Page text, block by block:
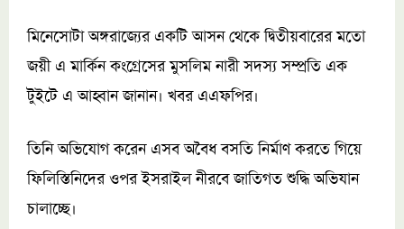
মিনেসোটা অঙ্গরাজ্যের একটি আসন থেকে দ্বিতীয়বারের মতো
জয়ী এ মার্কিন কংগ্রেসের মুসলিম নারী সদস্য সম্প্রতি এক
টুইটে এ আহ্বান জানান। খবর এএফপির।
তিনি অভিযোগ করেন এসব অবৈধ বসতি নির্মাণ করতে গিয়ে
ফিলিস্তিনিদের ওপর ইসরাইল নীরবে জাতিগত শুদ্ধি অভিযান
চালাচ্ছে।